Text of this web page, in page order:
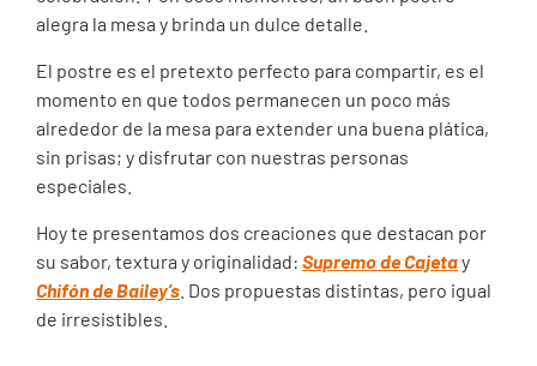
alegra la mesa y brinda un dulce detalle.
El postre es el pretexto perfecto para compartir, es el
momento en que todos permanecen un poco más
alrededor de la mesa para extender una buena plática,
sin prisas; y disfrutar con nuestras personas
especiales.
Hoy te presentamos dos creaciones que destacan por
su sabor, textura y originalidad: Supremo de Cajetay
Chifón de Bailey’s . Dos propuestas distintas, pero igual
de irresistibles.